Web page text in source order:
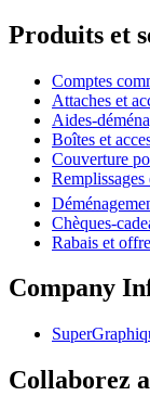
Produits et
Comptes
Attaches et
Aides-
Boîtes et
Couverture
Chèques-
Rabais et
Company
Collaborez